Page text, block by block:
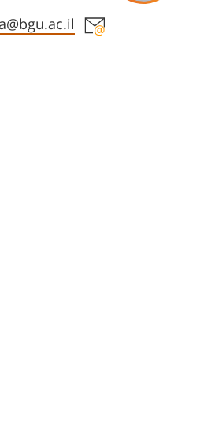
section